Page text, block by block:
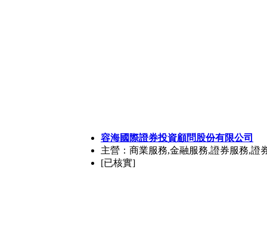
容海國際證券投資顧問股份有限公司
主營：商業服務,金融服務,證券服務,證
[已核實]